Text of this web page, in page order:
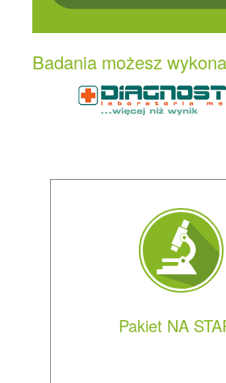
Badania możesz
Pakiet NA